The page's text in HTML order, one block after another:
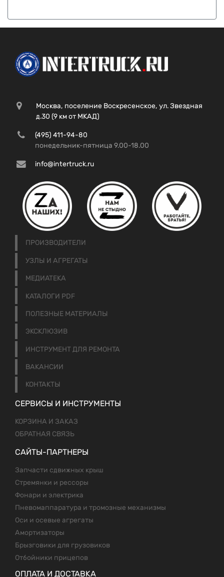
Москва, поселение Воскресенское, ул. Звездная
д.30 (9 км от МКАД)
(495) 411-94-80
понедельник-пятница 9.00-18.00
info@intertruck.ru
ПРОИЗВОДИТЕЛИ
УЗЛЫ И АГРЕГАТЫ
МЕДИАТЕКА
КАТАЛОГИ PDF
ПОЛЕЗНЫЕ МАТЕРИАЛЫ
ЭКСКЛЮЗИВ
ИНСТРУМЕНТ ДЛЯ РЕМОНТА
ВАКАНСИИ
КОНТАКТЫ
СЕРВИСЫ И ИНСТРУМЕНТЫ
КОРЗИНА И ЗАКАЗ
ОБРАТНАЯ СВЯЗЬ
САЙТЫ-ПАРТНЕРЫ
Запчасти сдвижных крыш
Стремянки и рессоры
Фонари и электрика
Пневомаппаратура и тромозные механизмы
Оси и осевые агрегаты
Амортизаторы
Брызговики для грузовиков
Отбойники прицепов
ОПЛАТА И ДОСТАВКА